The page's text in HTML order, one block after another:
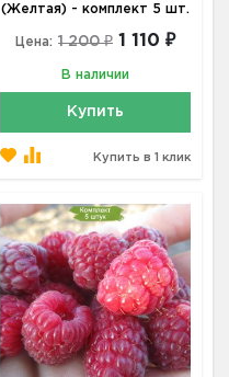
(Желтая) - комплект 5 шт.
Цена: 1 200 ₽ 1 110 ₽
В наличии
Купить
Купить в 1 клик